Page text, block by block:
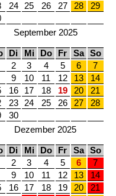
24 25 26 27 28
29
September 2025
Di Mi Do Fr Sa
So
2 3 4 5 6
7
9 10 11 12 13
14
16 17 18 19 20
21
23 24 25 26 27
28
30
Dezember 2025
Di Mi Do Fr Sa
So
2 3 4 5 6
7
9 10 11 12 13
14
16 17 18 19 20
21